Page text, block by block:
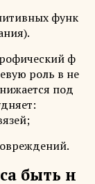
функ
ф
роль в не
под
быть н